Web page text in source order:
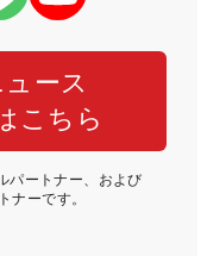
ース
こちら
パートナー、および
ナーです。